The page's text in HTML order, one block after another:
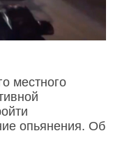
местного
опьянения. Об